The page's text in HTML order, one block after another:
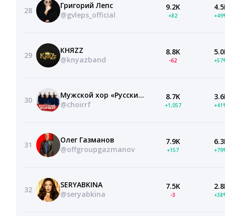
28
Григорий Лепс
@gvleps_official
9.2K
+82
29
КНЯZZ
@knyazband
8.8K
-62
30
Мужской хор «Русский Формат»
@choirrf
8.7K
+1,057
31
Олег Газманов
@offgroupgazmanov
7.9K
+157
32
SERYABKINA
@seryabkina
7.5K
-3